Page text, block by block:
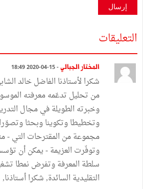
إرسال
التعليقات
المختار الجبالي - 15-04-2020 18:49
شكرا لأستاذنا الفاضل خالد
من تحليل تدعّمه معرفته
وخبرته الطويلة في مجال
وتخطيطا وتكوينا وبحثا
مجموعة من المقترحات التي -
وتوفّرت العزيمة - يمكن أن
سلطة المعرفة وتفرض نمطا
التقليدية السائدة, شكرا أستاذنا,